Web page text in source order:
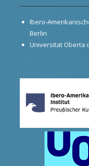
Ibero-
Berlin
Universitat Oberta